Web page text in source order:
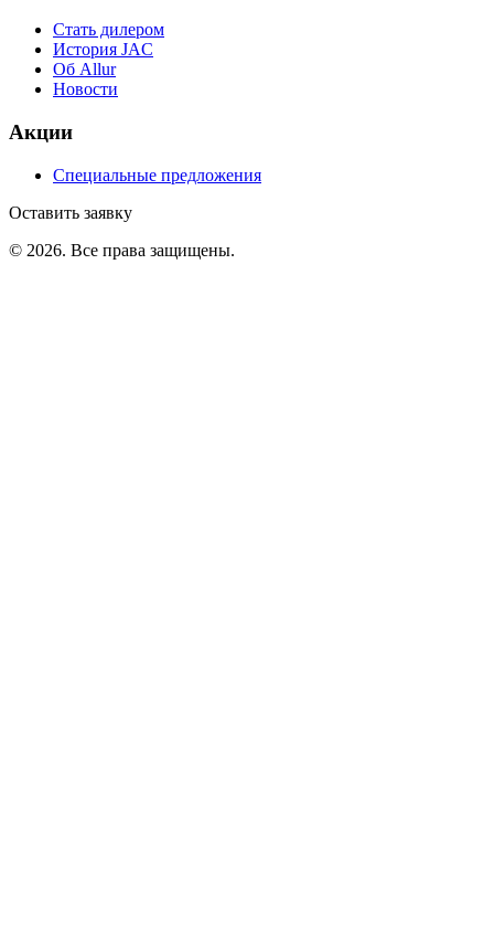
Стать дилером
История JAC
Об Allur
Новости
Акции
Специальные предложения
Оставить заявку
© 2026. Все права защищены.